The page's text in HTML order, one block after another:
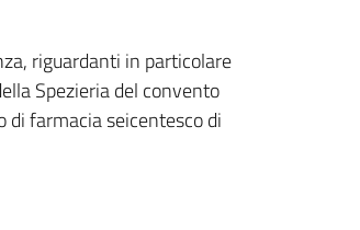
riguardanti in particolare
Spezieria del convento
di farmacia seicentesco di